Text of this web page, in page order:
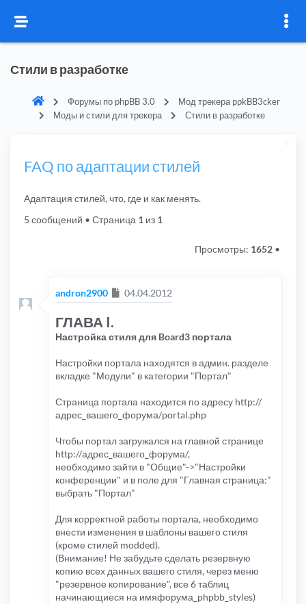
Стили в разработке
Форумы по phpBB 3.0
Мод трекера ppkBB3cker
Моды и стили для трекера
Стили в разработке
FAQ по адаптации стилей
Адаптация стилей, что, где и как менять.
5 сообщений • Страница 1 из 1
Просмотры: 1652 •
andron2900 Сообщение
04.04.2012
ГЛАВА I.
Настройка стиля для Board3 портала
Настройки портала находятся в админ. разделе
вкладке "Модули" в категории "Портал"
Страница портала находится по адресу http://
адрес_вашего_форума/portal.php
Чтобы портал загружался на главной странице
http://адрес_вашего_форума/,
необходимо зайти в "Общие"->"Настройки
конференции" и в поле для "Главная страница:"
выбрать "Портал"
Для корректной работы портала, необходимо
внести изменения в шаблоны вашего стиля
(кроме стилей modded).
(Внимание! Не забудьте сделать резервную
копию всех данных вашего стиля, через меню
"резервное копирование", все 6 таблиц
начинающиеся на имяфорума_phpbb_styles)